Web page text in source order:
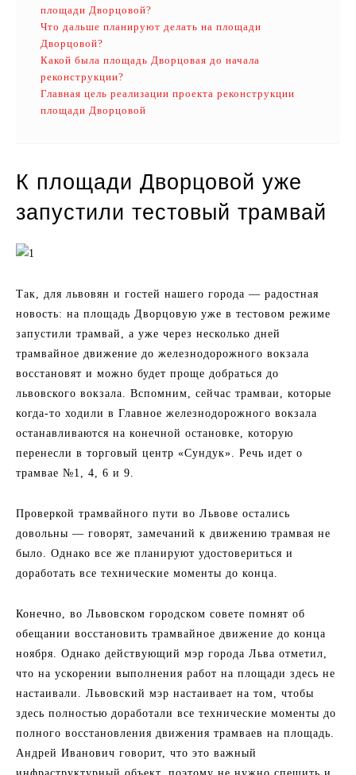
площади Дворцовой?
Что дальше планируют делать на площади
Дворцовой?
Какой была площадь Дворцовая до начала
реконструкции?
Главная цель реализации проекта реконструкции
площади Дворцовой
К площади Дворцовой уже
запустили тестовый трамвай
Так, для львовян и гостей нашего города — радостная
новость: на площадь Дворцовую уже в тестовом режиме
запустили трамвай, а уже через несколько дней
трамвайное движение до железнодорожного вокзала
восстановят и можно будет проще добраться до
львовского вокзала. Вспомним, сейчас трамваи, которые
когда-то ходили в Главное железнодорожного вокзала
останавливаются на конечной остановке, которую
перенесли в торговый центр «Сундук». Речь идет о
трамвае №1, 4, 6 и 9.
Проверкой трамвайного пути во Львове остались
довольны — говорят, замечаний к движению трамвая не
было. Однако все же планируют удостовериться и
доработать все технические моменты до конца.
Конечно, во Львовском городском совете помнят об
обещании восстановить трамвайное движение до конца
ноября. Однако действующий мэр города Льва отметил,
что на ускорении выполнения работ на площади здесь не
настаивали. Львовский мэр настаивает на том, чтобы
здесь полностью доработали все технические моменты до
полного восстановления движения трамваев на площадь.
Андрей Иванович говорит, что это важный